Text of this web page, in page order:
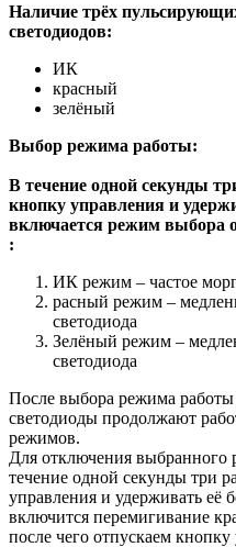
Наличие трёх
светодиодов:
ИК
красный
зелёный
Выбор режима работы:
В течение одной секунды
кнопку управления и
включается режим выбора
:
ИК режим – частое
расный режим –
светодиода
Зелёный режим –
светодиода
После выбора режима
светодиоды продолжают
режимов.
Для отключения выбранного
течение одной секунды три
управления и удерживать её
включится перемигивание
после чего отпускаем кнопку